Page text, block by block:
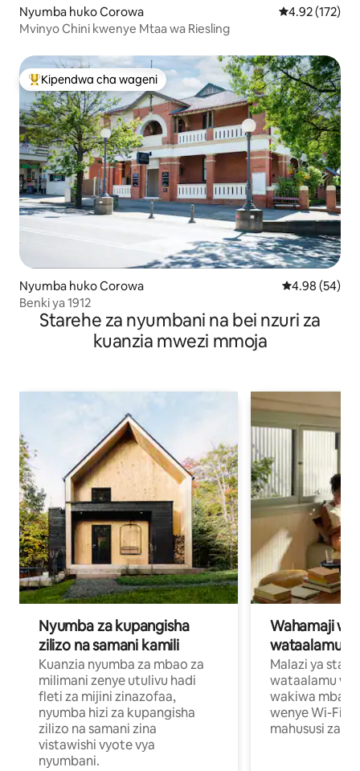
Nyumba huko Corowa Ukadiriaji wa
4.92 (172)
Mvinyo Chini kwenye Mtaa wa Riesling
Kipendwa maarufu cha wageni
Kipendwa cha wageni
Nyumba huko Corowa Ukadiriaji wa
4.98 (54)
Benki ya 1912
Starehe za nyumbani na bei nzuri za
kuanzia mwezi mmoja
Nyumba za kupangisha
zilizo na samani kamili
Kuanzia nyumba za mbao za
milimani zenye utulivu hadi
fleti za mijini zinazofaa,
nyumba hizi za kupangisha
zilizo na samani zina
vistawishi vyote vya
nyumbani.
Wahamaji
wataalamu
Malazi ya
wataalamu
wakiwa mbali
wenye Wi-Fi
mahususi za